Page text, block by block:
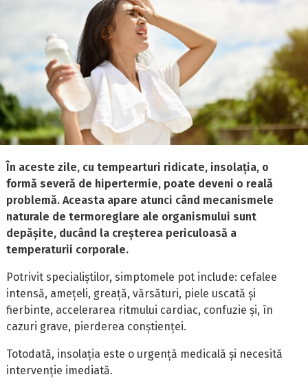
În aceste zile, cu tempearturi ridicate, insolația, o
formă severă de hipertermie, poate deveni o reală
problemă. Aceasta apare atunci când mecanismele
naturale de termoreglare ale organismului sunt
depășite, ducând la creșterea periculoasă a
temperaturii corporale.
Potrivit specialiștilor, simptomele pot include: cefalee
intensă, amețeli, greață, vărsături, piele uscată și
fierbinte, accelerarea ritmului cardiac, confuzie și, în
cazuri grave, pierderea conștienței.
Totodată, insolația este o urgență medicală și necesită
intervenție imediată.